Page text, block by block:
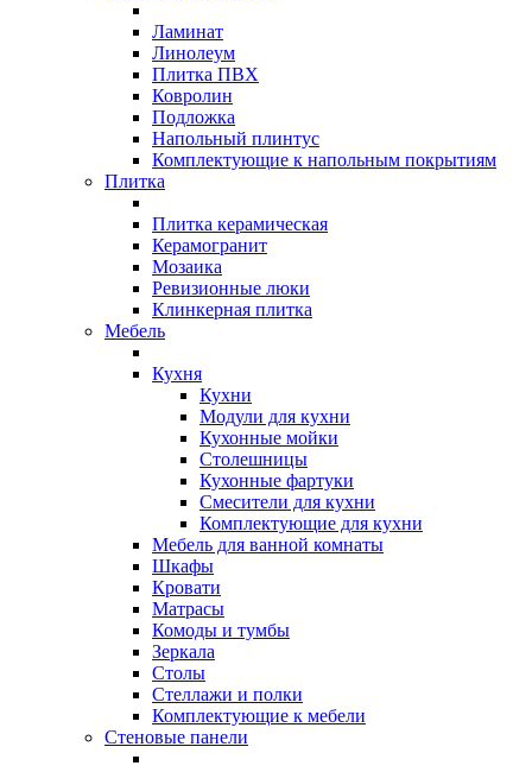
Ламинат
Линолеум
Плитка ПВХ
Ковролин
Подложка
Напольный плинтус
Комплектующие к напольным покрытиям
Плитка
Плитка керамическая
Керамогранит
Мозаика
Ревизионные люки
Клинкерная плитка
Мебель
Кухня
Кухни
Модули для кухни
Кухонные мойки
Столешницы
Кухонные фартуки
Смесители для кухни
Комплектующие для кухни
Мебель для ванной комнаты
Шкафы
Кровати
Матрасы
Комоды и тумбы
Зеркала
Столы
Стеллажи и полки
Комплектующие к мебели
Стеновые панели